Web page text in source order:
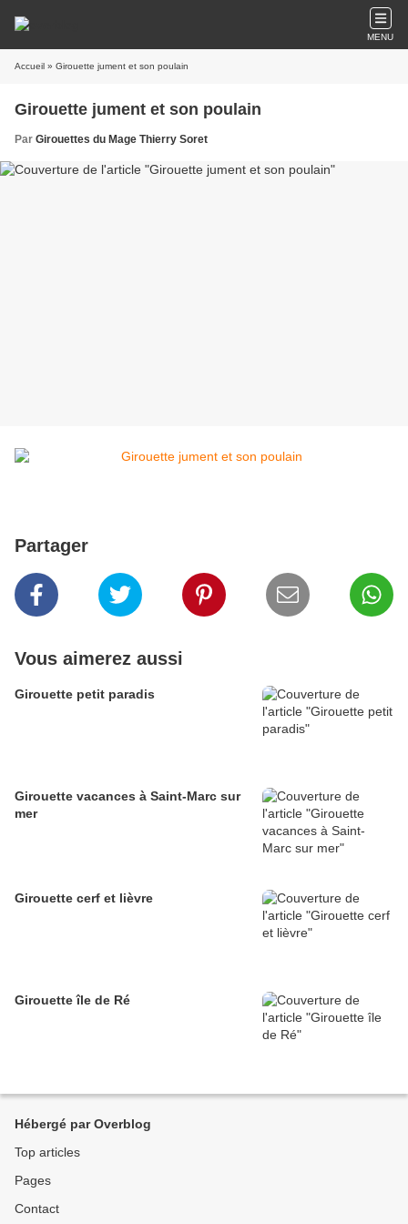
MENU
Accueil » Girouette jument et son poulain
Girouette jument et son poulain
Par Girouettes du Mage Thierry Soret
Partager
Vous aimerez aussi
Girouette petit paradis
Girouette vacances à Saint-Marc sur
mer
Girouette cerf et lièvre
Girouette île de Ré
Hébergé par Overblog
Top articles
Pages
Contact